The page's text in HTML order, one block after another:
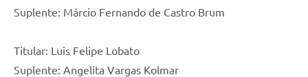
Suplente: Márcio Fernando de Castro Brum
Titular: Luis Felipe Lobato
Suplente: Angelita Vargas Kolmar